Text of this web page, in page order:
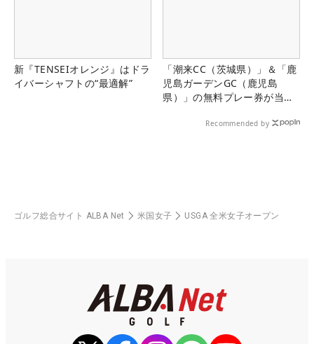
新『TENSEIオレンジ』はドラ
イバーシャフトの“最適解”
「潮来CC（茨城県）」＆「鹿
児島ガーデンGC（鹿児島
県）」の無料プレー券が当た
Recommended by
ゴルフ総合サイト ALBA Net 米国女子 USGA 全米女子オープン